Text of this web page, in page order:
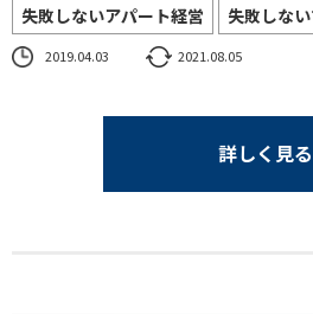
失敗しないアパート経営 失敗しな
2019.04.03 2021.08.05
詳しく見る